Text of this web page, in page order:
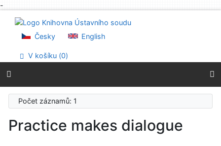
-
Přejít na menu
Prohlášení o webové přístupnosti
Česky English
V košíku (0)
Počet záznamů: 1
Practice makes dialogue